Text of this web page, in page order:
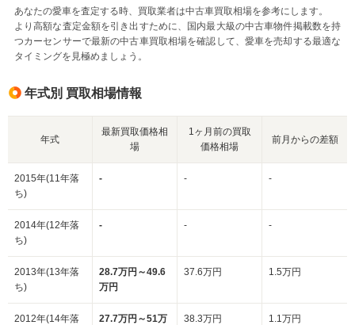
あなたの愛車を査定する時、買取業者は中古車買取相場を参考にします。
より高額な査定金額を引き出すために、国内最大級の中古車物件掲載数を持
つカーセンサーで最新の中古車買取相場を確認して、愛車を売却する最適な
タイミングを見極めましょう。
年式別 買取相場情報
年式
最新買取価格相
場
1ヶ月前の買取
価格相場
前月からの差額
2015年(11年落
ち)
- - -
2014年(12年落
ち)
- - -
2013年(13年落
ち)
28.7万円～49.6
万円
37.6万円 1.5万円
2012年(14年落
27.7万円～51万
38.3万円 1.1万円